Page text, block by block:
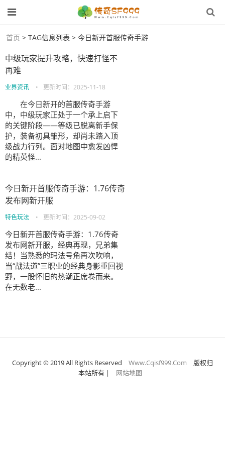
首页 > TAG信息列表 > 今日新开首服传奇手游
中级玩家提升攻略，快速打怪不
再难
业界资讯 • 更新时间： 2025-11-18
在今日新开的首服传奇手游
中，中级玩家正处于一个承上启下
的关键阶段——等级已脱离新手保
护，装备初具雏形，却尚未踏入顶
级战力行列。面对地图中愈发凶悍
的精英怪...
今日新开首服传奇手游：1.76传奇
发布网新开服
特色玩法 • 更新时间： 2025-09-02
今日新开首服传奇手游：1.76传奇
发布网新开服，经典再现，兄弟集
结！当熟悉的玛法号角再次吹响，
当“战法道”三职业的经典身影重回视
野，一股怀旧的热潮正席卷而来。
在无数老...
Copyright © 2019 All Rights Reserved Www.Cqisf999.Com
版权归
本站所有| 网站地图